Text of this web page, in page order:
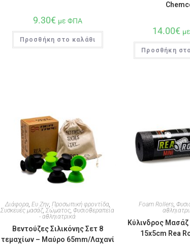
9.30€ με ΦΠΑ
Προσθήκη στο καλάθι
14.00€
Προσθήκη
Διάφορα, Ευ Ζην, Προσωπική φροντίδα,
Συσκευές μασάζ,Σώματος,Φυσιοθεραπεία
- αθληιατρικά
Βεντούζες Σιλικόνης Σετ 8
τεμαχίων – Μαύρο 65mm/Λαχανί
Foam Rollers,
Κύλινδρος
15x5cm Rea